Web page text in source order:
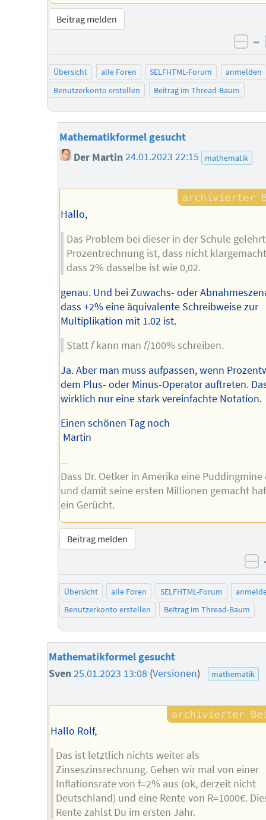
Beitrag melden
–
Übersicht alle Foren SELFHTML-Forum
anmelden
Benutzerkonto erstellen
Beitrag im Thread-Baum
Mathematikformel gesucht
Der Martin 24.01.2023 22:15 mathematik
Hallo,
Das Problem bei dieser in der Schule
Prozentrechnung ist, dass nicht
dass 2% dasselbe ist wie 0,02.
genau. Und bei Zuwachs- oder
dass +2% eine äquivalente Schreibweise zur
Multiplikation mit 1.02 ist.
Statt fkann man f/100% schreiben.
Ja. Aber man muss aufpassen, wenn
dem Plus- oder Minus-Operator auftreten.
wirklich nur eine stark vereinfachte Notation.
Einen schönen Tag noch
Martin
--
Dass Dr. Oetker in Amerika eine
und damit seine ersten Millionen gemacht
ein Gerücht.
Beitrag melden
Übersicht alle Foren SELFHTML-Forum
Benutzerkonto erstellen
Beitrag im Thread-Baum
Mathematikformel gesucht
Sven25.01.2023 13:08 (Versionen) mathematik
Hallo Rolf,
Das ist letztlich nichts weiter als
Zinseszinsrechnung. Gehen wir mal von einer
Inflationsrate von f=2% aus (ok, derzeit nicht
Deutschland) und eine Rente von R=1000€.
Rente zahlst Du im ersten Jahr.